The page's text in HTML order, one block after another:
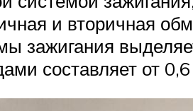
и вторичная
зажигания
составляет от